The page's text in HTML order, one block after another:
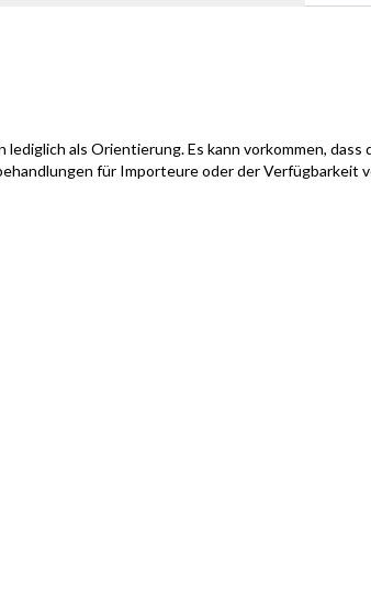
als Orientierung. Es kann vorkommen,
für Importeure oder der Verfügbarkeit